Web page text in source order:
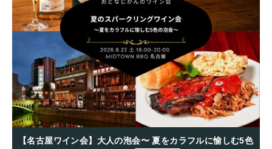
【名古屋ワイン会】大人の泡会〜 夏をカラフルに愉しむ5色